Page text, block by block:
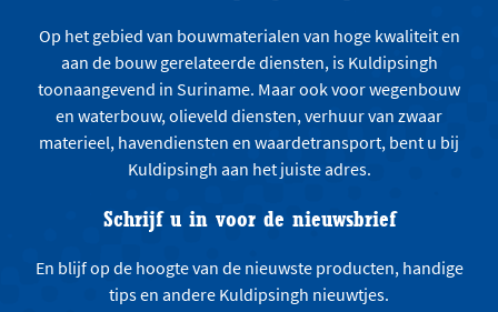
Op het gebied van bouwmaterialen van hoge kwaliteit en
aan de bouw gerelateerde diensten, is Kuldipsingh
toonaangevend in Suriname. Maar ook voor wegenbouw
en waterbouw, olieveld diensten, verhuur van zwaar
materieel, havendiensten en waardetransport, bent u bij
Kuldipsingh aan het juiste adres.
Schrijf u in voor de nieuwsbrief
En blijf op de hoogte van de nieuwste producten, handige
tips en andere Kuldipsingh nieuwtjes.